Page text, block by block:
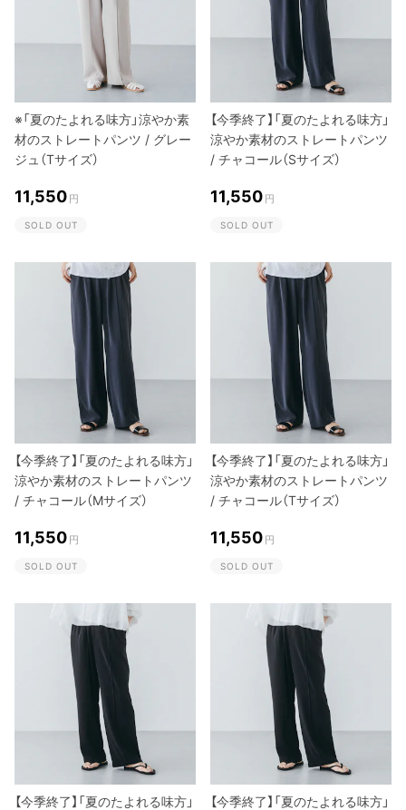
※「夏のたよれる味方」涼やか素
材のストレートパンツ / グレー
ジュ（Tサイズ）
11,550 円
SOLD OUT
【今季終了】「夏のたよれる味方」
涼やか素材のストレートパンツ
/ チャコール（Sサイズ）
11,550 円
SOLD OUT
【今季終了】「夏のたよれる味方」
涼やか素材のストレートパンツ
/ チャコール（Mサイズ）
11,550 円
SOLD OUT
【今季終了】「夏のたよれる味方」
涼やか素材のストレートパンツ
/ チャコール（Tサイズ）
11,550 円
SOLD OUT
【今季終了】「夏のたよれる味方」
【今季終了】「夏のたよれる味方」